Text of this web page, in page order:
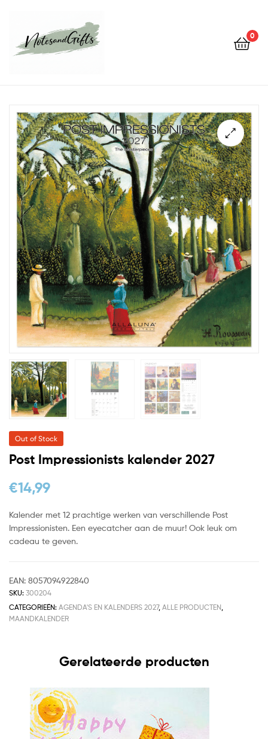
0
Out of Stock
Post Impressionists kalender 2027
€14,99
Kalender met 12 prachtige werken van verschillende Post
Impressionisten. Een eyecatcher aan de muur! Ook leuk om
cadeau te geven.
EAN: 8057094922840
SKU: 300204
CATEGORIEËN: AGENDA'S EN KALENDERS 2027, ALLE PRODUCTEN
MAANDKALENDER
Gerelateerde producten